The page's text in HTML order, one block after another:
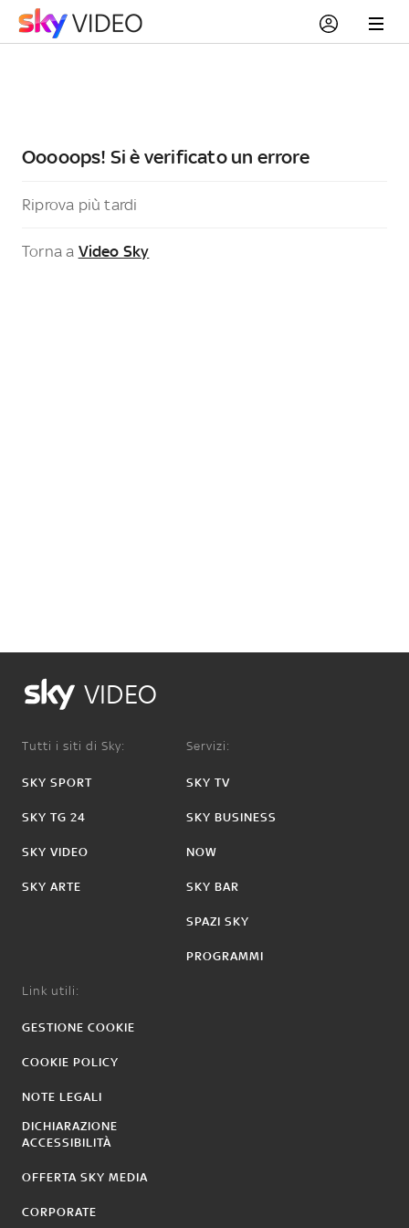
Ooooops! Si è verificato un errore
Riprova più tardi
Torna a Video Sky
VIDEO
Tutti i siti di Sky:
SKY SPORT
SKY TG 24
SKY VIDEO
SKY ARTE
Servizi:
SKY TV
SKY BUSINESS
NOW
SKY BAR
SPAZI SKY
PROGRAMMI
Link utili:
GESTIONE COOKIE
COOKIE POLICY
NOTE LEGALI
DICHIARAZIONE
ACCESSIBILITÀ
OFFERTA SKY MEDIA
CORPORATE